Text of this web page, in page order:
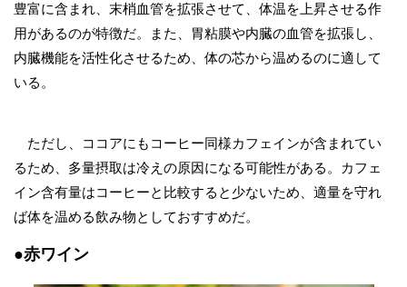
豊富に含まれ、末梢血管を拡張させて、体温を上昇させる作
用があるのが特徴だ。また、胃粘膜や内臓の血管を拡張し、
内臓機能を活性化させるため、体の芯から温めるのに適して
いる。
ただし、ココアにもコーヒー同様カフェインが含まれてい
るため、多量摂取は冷えの原因になる可能性がある。カフェ
イン含有量はコーヒーと比較すると少ないため、適量を守れ
ば体を温める飲み物としておすすめだ。
●赤ワイン